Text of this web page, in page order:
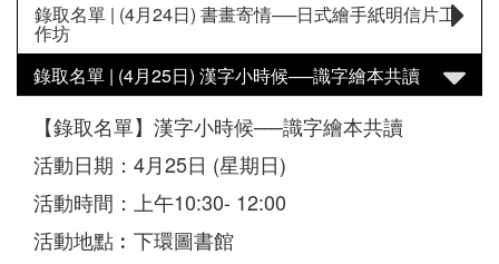
錄取名單 | (4月24日) 書畫寄情──日式繪手紙明信片工
作坊
錄取名單 | (4月25日) 漢字小時候──識字繪本共讀
【錄取名單】漢字小時候──識字繪本共讀
活動日期：4月25日 (星期日)
活動時間：上午10:30- 12:00
活動地點︰下環圖書館